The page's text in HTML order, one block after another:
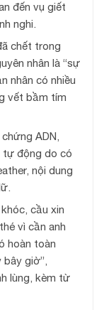
đến vụ giết
nghi.
chết trong
nhân là “sự
nhân có nhiều
vết bầm tím
ADN,
tự động do có
nội dung
cầu xin
vì cần anh
hoàn toàn
giờ”,
lùng, kèm từ